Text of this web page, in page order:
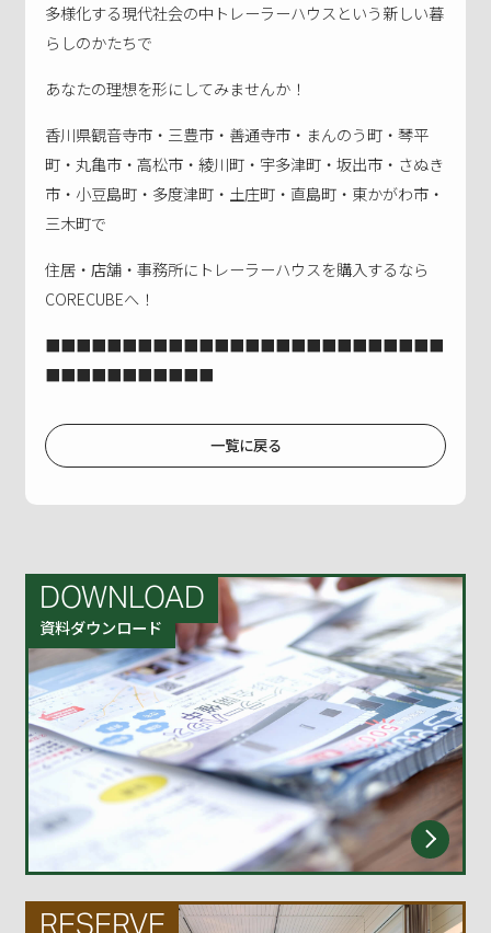
多様化する現代社会の中トレーラーハウスという新しい暮
らしのかたちで
あなたの理想を形にしてみませんか！
香川県観音寺市・三豊市・善通寺市・まんのう町・琴平
町・丸亀市・高松市・綾川町・宇多津町・坂出市・さぬき
市・小豆島町・多度津町・土庄町・直島町・東かがわ市・
三木町で
住居・店舗・事務所にトレーラーハウスを購入するなら
CORECUBEへ！
■■■■■■■■■■■■■■■■■■■■■■■■■■
■■■■■■■■■■■
一覧に戻る
DOWNLOAD
資料ダウンロード
RESERVE